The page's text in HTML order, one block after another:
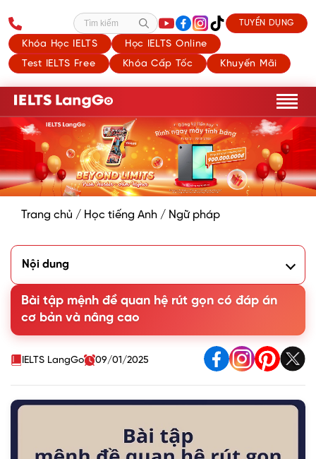
Khóa Học IELTS
Học IELTS Online
Test IELTS Free
Khóa Cấp Tốc Khuyến Mãi
Tìm kiếm TUYỂN DỤNG
Trang chủ / Học tiếng Anh / Ngữ pháp
Nội dung
1.1. Khái niệm mệnh đề quan hệ rút gọn
1.2. 6 cách rút gọn mệnh đề quan hệ thông dụng bạn
1.3. Lưu ý quan trọng khi rút gọn mệnh đề quan hệ
2. Bài tập mệnh đề quan hệ rút gọn có đáp án đầy đủ
Bài tập mệnh đề quan hệ rút gọn có đáp án
cơ bản và nâng cao
IELTS LangGo 09/01/2025